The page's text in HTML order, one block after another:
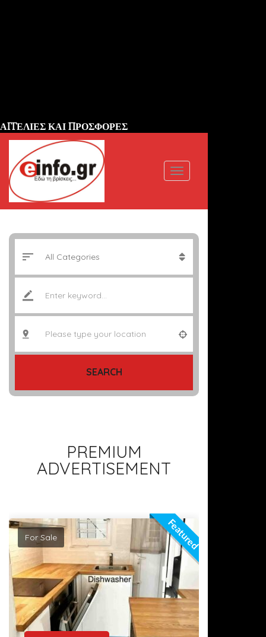
ΑΓΓΕΛΙΕΣ ΚΑΙ ΠΡΟΣΦΟΡΕΣ